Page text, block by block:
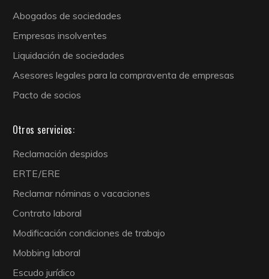
Abogados de sociedades
Empresas insolventes
Liquidación de sociedades
Asesores legales para la compraventa de empresas
Pacto de socios
Otros servicios:
Reclamación despidos
ERTE/ERE
Reclamar nóminas o vacaciones
Contrato laboral
Modificación condiciones de trabajo
Mobbing laboral
Escudo jurídico